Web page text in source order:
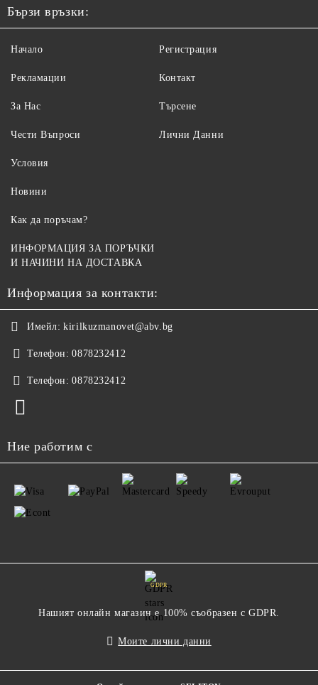
Бързи връзки:
Начало
Рекламации
За Нас
Чести Въпроси
Регистрация
Контакт
Търсене
Лични Данни
Условия
Новини
Как да поръчам?
ИНФОРМАЦИЯ ЗА ПОРЪЧКИ
И НАЧИНИ НА ДОСТАВКА
Информация за контакти:
Имейл: kirilkuzmanovet@abv.bg
Телефон: 0878232412
Телефон: 0878232412
Ние работим с
GDPR
Нашият онлайн магазин е 100% съобразен с GDPR.
Моите лични данни